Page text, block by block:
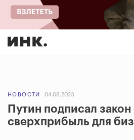
НОВОСТИ 04.08.2023
Путин подписал закон
сверхприбыль для